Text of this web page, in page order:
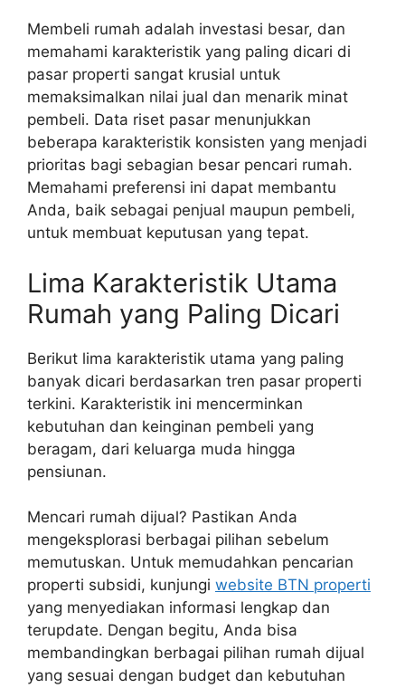
Membeli rumah adalah investasi besar, dan
memahami karakteristik yang paling dicari di
pasar properti sangat krusial untuk
memaksimalkan nilai jual dan menarik minat
pembeli. Data riset pasar menunjukkan
beberapa karakteristik konsisten yang menjadi
prioritas bagi sebagian besar pencari rumah.
Memahami preferensi ini dapat membantu
Anda, baik sebagai penjual maupun pembeli,
untuk membuat keputusan yang tepat.
Lima Karakteristik Utama
Rumah yang Paling Dicari
Berikut lima karakteristik utama yang paling
banyak dicari berdasarkan tren pasar properti
terkini. Karakteristik ini mencerminkan
kebutuhan dan keinginan pembeli yang
beragam, dari keluarga muda hingga
pensiunan.
Mencari rumah dijual? Pastikan Anda
mengeksplorasi berbagai pilihan sebelum
memutuskan. Untuk memudahkan pencarian
properti subsidi, kunjungi website BTN properti
yang menyediakan informasi lengkap dan
terupdate. Dengan begitu, Anda bisa
membandingkan berbagai pilihan rumah dijual
yang sesuai dengan budget dan kebutuhan